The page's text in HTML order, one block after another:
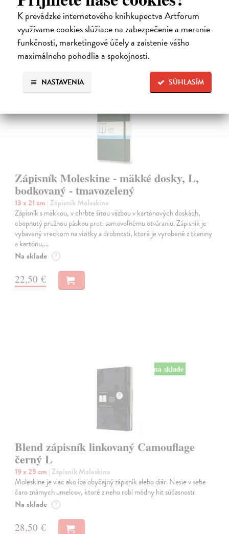
K prevádzke internetového kníhkupectva Artforum
využívame cookies slúžiace na zabezpečenie a meranie
funkčnosti, marketingové účely a zaistenie vášho
maximálneho pohodlia a spokojnosti.
SÚHLASÍM
NASTAVENIA
22,50 €
Zápisník Moleskine - mäkké dosky, L,
bodkovaný - tmavozelený
13 x 21 cm | Zápisník Moleskine
Zápisník s mäkkou, v chrbte šitou väzbou v kartónových doskách,
obopnutý pružnou páskou proti samovoľnému otváraniu. Zápisník je
vybavený vreckom na vizitky a drobnosti, ktoré je vyrobené z tkaniny
a kartónu,…
Na sklade ?
22,50 €
na sklade
Blend zápisník linkovaný Camouflage
černý L
19 x 25 cm | Zápisník Moleskine
Moleskine je viac ako iba obyčajný zápisník alebo diár. Nesie v sebe
čaro známych umelcov, ktoré z neho robí módny hit súčasnosti.
Na sklade ?
28,50 €